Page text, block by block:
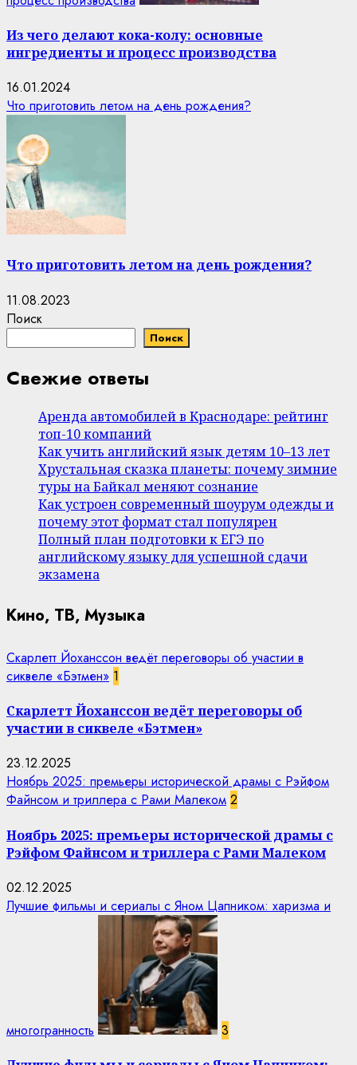
Из чего делают кока-колу: основные
ингредиенты и процесс производства
16.01.2024
Что приготовить летом на день рождения?
Что приготовить летом на день рождения?
11.08.2023
Поиск
Поиск
Свежие ответы
Аренда автомобилей в Краснодаре: рейтинг
топ-10 компаний
Как учить английский язык детям 10–13 лет
Хрустальная сказка планеты: почему зимние
туры на Байкал меняют сознание
Как устроен современный шоурум одежды и
почему этот формат стал популярен
Полный план подготовки к ЕГЭ по
английскому языку для успешной сдачи
экзамена
Кино, ТВ, Музыка
Скарлетт Йоханссон ведёт переговоры об участии в
сиквеле «Бэтмен» 1
Скарлетт Йоханссон ведёт переговоры об
участии в сиквеле «Бэтмен»
23.12.2025
Ноябрь 2025: премьеры исторической драмы с Рэйфом
Файнсом и триллера с Рами Малеком 2
Ноябрь 2025: премьеры исторической драмы с
Рэйфом Файнсом и триллера с Рами Малеком
02.12.2025
Лучшие фильмы и сериалы с Яном Цапником: харизма и
многогранность 3